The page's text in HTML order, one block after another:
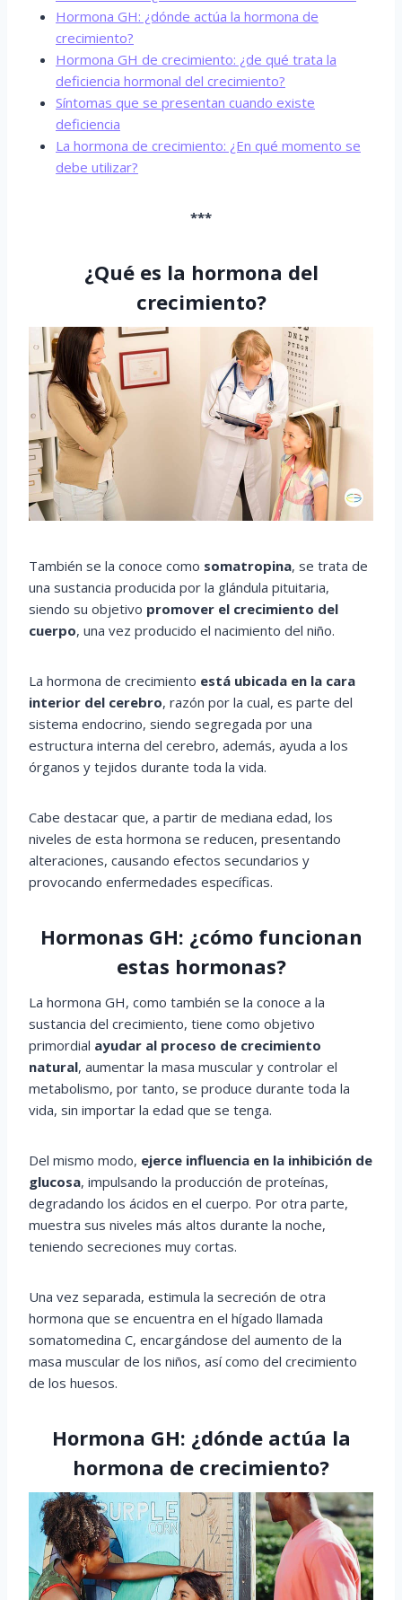
Hormona GH: ¿dónde actúa la hormona de
crecimiento?
Hormona GH de crecimiento: ¿de qué trata la
deficiencia hormonal del crecimiento?
Síntomas que se presentan cuando existe
deficiencia
La hormona de crecimiento: ¿En qué momento se
debe utilizar?
***
¿Qué es la hormona del
crecimiento?
También se la conoce como somatropina, se trata de
una sustancia producida por la glándula pituitaria,
siendo su objetivo promover el crecimiento del
cuerpo, una vez producido el nacimiento del niño.
La hormona de crecimiento está ubicada en la cara
interior del cerebro, razón por la cual, es parte del
sistema endocrino, siendo segregada por una
estructura interna del cerebro, además, ayuda a los
órganos y tejidos durante toda la vida.
Cabe destacar que, a partir de mediana edad, los
niveles de esta hormona se reducen, presentando
alteraciones, causando efectos secundarios y
provocando enfermedades específicas.
Hormonas GH: ¿cómo funcionan
estas hormonas?
La hormona GH, como también se la conoce a la
sustancia del crecimiento, tiene como objetivo
primordial ayudar al proceso de crecimiento
natural, aumentar la masa muscular y controlar el
metabolismo, por tanto, se produce durante toda la
vida, sin importar la edad que se tenga.
Del mismo modo, ejerce influencia en la inhibición de
glucosa, impulsando la producción de proteínas,
degradando los ácidos en el cuerpo. Por otra parte,
muestra sus niveles más altos durante la noche,
teniendo secreciones muy cortas.
Una vez separada, estimula la secreción de otra
hormona que se encuentra en el hígado llamada
somatomedina C, encargándose del aumento de la
masa muscular de los niños, así como del crecimiento
de los huesos.
Hormona GH: ¿dónde actúa la
hormona de crecimiento?